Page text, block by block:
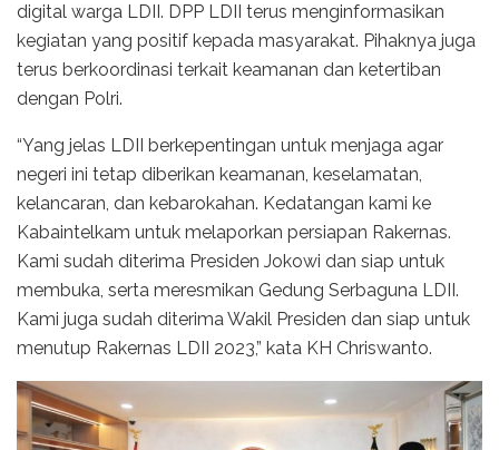
digital warga LDII. DPP LDII terus menginformasikan
kegiatan yang positif kepada masyarakat. Pihaknya juga
terus berkoordinasi terkait keamanan dan ketertiban
dengan Polri.
“Yang jelas LDII berkepentingan untuk menjaga agar
negeri ini tetap diberikan keamanan, keselamatan,
kelancaran, dan kebarokahan. Kedatangan kami ke
Kabaintelkam untuk melaporkan persiapan Rakernas.
Kami sudah diterima Presiden Jokowi dan siap untuk
membuka, serta meresmikan Gedung Serbaguna LDII.
Kami juga sudah diterima Wakil Presiden dan siap untuk
menutup Rakernas LDII 2023,” kata KH Chriswanto.